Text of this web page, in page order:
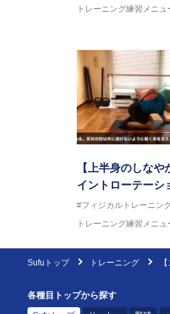
トレーニング練習メニュ
【上半身のしな
イントローテー
#フィジカルトレーニン
トレーニング練習メニュ
Sufuトップ トレーニング
各種目トップから探す